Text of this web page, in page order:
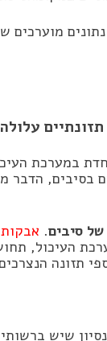
במערכת
בסיבים, הדבר
של סיבים. אבקות
העיכול,
תזונה
שיש